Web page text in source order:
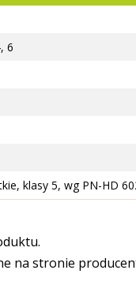
6
klasy 5, wg PN-HD
na stronie